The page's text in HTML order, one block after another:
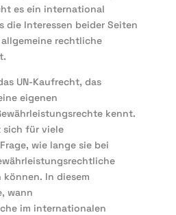
es ein international
die Interessen beider Seiten
rechtliche
UN-Kaufrecht, das
eigenen
kennt.
sich für viele
wie lange sie bei
In diesem
wann
im internationalen